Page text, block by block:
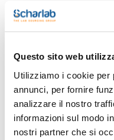
Questo sito web
Utilizziamo i cookie per
annunci, per fornire
analizzare il nostro
informazioni sul modo
nostri partner che si
Vedi di più
Documentazione
TDS / Scheda tecnica
Registrati per i
SDS / Scheda di
Sicurezza